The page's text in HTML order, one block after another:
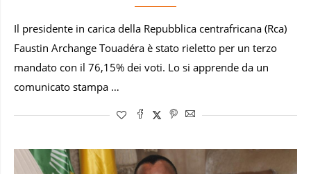
Il presidente in carica della Repubblica centrafricana (Rca)
Faustin Archange Touadéra è stato rieletto per un terzo
mandato con il 76,15% dei voti. Lo si apprende da un
comunicato stampa …